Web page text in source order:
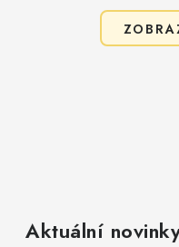
Aktuální